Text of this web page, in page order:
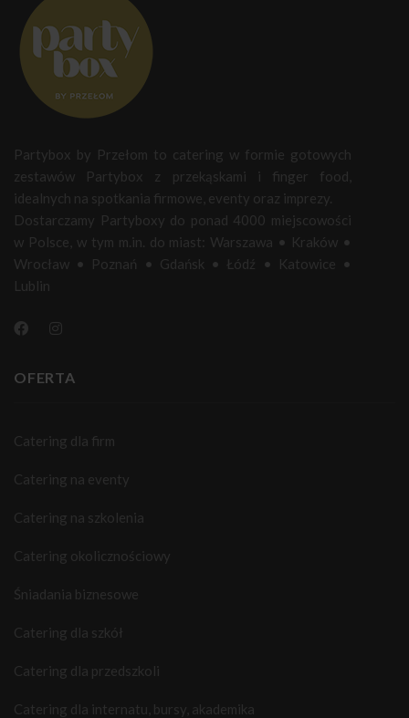
Partybox by Przełom to catering w formie gotowych
zestawów Partybox z przekąskami i finger food,
idealnych na spotkania firmowe, eventy oraz imprezy.
Dostarczamy Partyboxy do ponad 4000 miejscowości
w Polsce, w tym m.in. do miast: Warszawa • Kraków •
Wrocław • Poznań • Gdańsk • Łódź • Katowice •
Lublin
OFERTA
Catering dla firm
Catering na eventy
Catering na szkolenia
Catering okolicznościowy
Śniadania biznesowe
Catering dla szkół
Catering dla przedszkoli
Catering dla internatu, bursy, akademika